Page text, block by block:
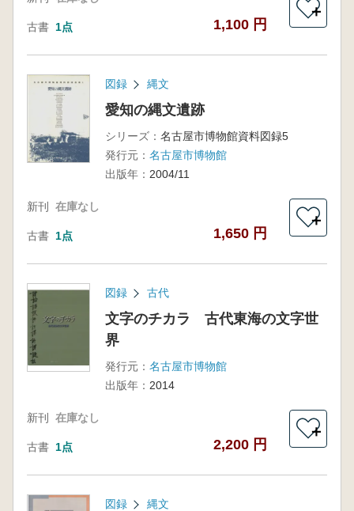
古書 1点 1,100 円
＋
図録 縄文
愛知の縄文遺跡
シリーズ： 名古屋市博物館資料図録5
発行元： 名古屋市博物館
出版年： 2004/11
新刊 在庫なし
古書 1点 1,650 円
＋
図録 古代
文字のチカラ 古代東海の文字世
界
発行元： 名古屋市博物館
出版年： 2014
新刊 在庫なし
古書 1点 2,200 円
＋
図録 縄文